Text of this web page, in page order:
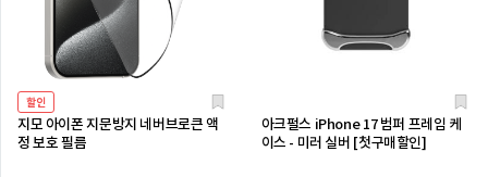
할인
지모 아이폰 지문방지 네버브로큰 액
정 보호 필름
아크펄스 iPhone 17 범퍼 프레임 케
이스 - 미러 실버 [첫구매할인]